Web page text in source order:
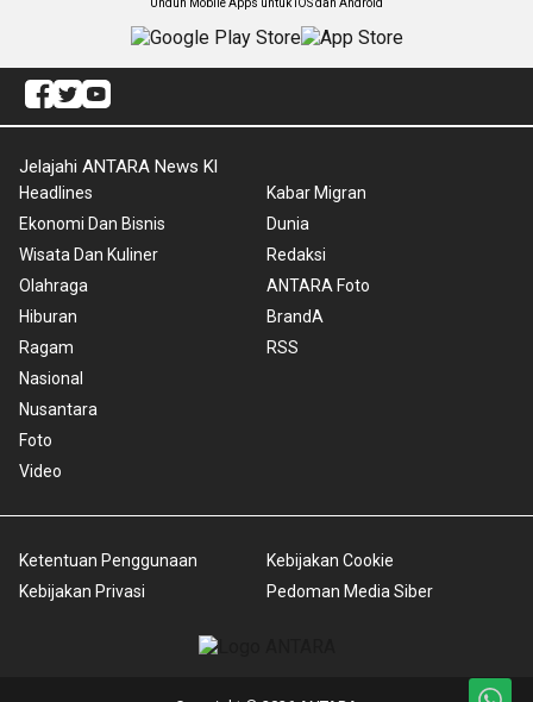
Unduh Mobile Apps untuk iOS dan Android
Jelajahi ANTARA News Kl
Headlines
Ekonomi Dan Bisnis
Wisata Dan Kuliner
Olahraga
Hiburan
Ragam
Nasional
Nusantara
Foto
Video
Kabar Migran
Dunia
Redaksi
ANTARA Foto
BrandA
RSS
Ketentuan Penggunaan
Kebijakan Privasi
Kebijakan Cookie
Pedoman Media Siber